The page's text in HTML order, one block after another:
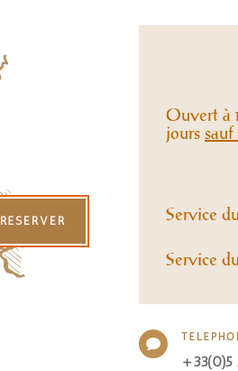
RÉSERVER
Ouvert à
jours
Service
Service

+33(0)5